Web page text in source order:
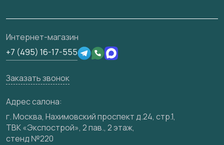
Техническая информация
Юридическая информация
Подготовка проемов
Сертификаты
Производство
Медиацентр
Видео
Карта сайта
Интернет-магазин
+7 (495) 16-17-555
Заказать звонок
Адрес салона:
г. Москва, Нахимовский проспект д.24, стр.1,
ТВК «Экспострой», 2 пав., 2 этаж,
стенд №220